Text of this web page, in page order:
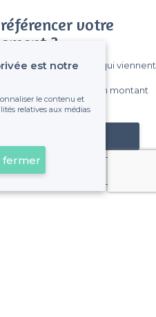
votre
?
le million de visiteurs qui viennent
vous payez un montant
déraper la facture.
établissement
est notre
le contenu et
relatives aux médias
fermer